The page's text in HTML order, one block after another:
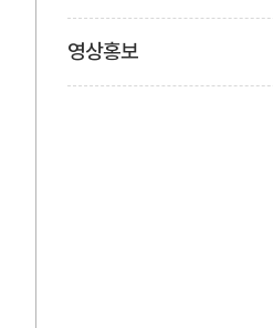
영상홍보